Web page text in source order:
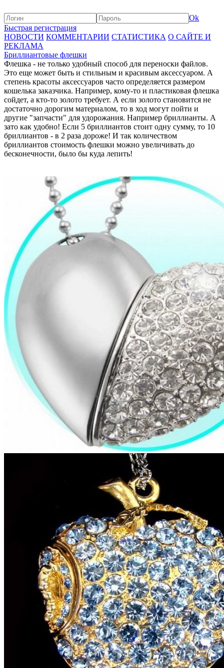
Ok
Быстрая регистрация
НОВОСТИ КОММЕНТАРИИ СТАТИСТИКА О САЙТЕ И
РЕКЛАМА
Бриллиантовые флешки
Флешка - не только удобный способ для переноски файлов.
Это еще может быть и стильным и красивым аксессуаром. А
степень красоты аксессуаров часто определяется размером
кошелька заказчика. Например, кому-то и пластиковая флешка
сойдет, а кто-то золото требует. А если золото становится не
достаточно дорогим материалом, то в ход могут пойти и
другие "запчасти" для удорожания. Например бриллианты. А
зато как удобно! Если 5 бриллиантов стоит одну сумму, то 10
бриллиантов - в 2 раза дороже! И так количеством
бриллиантов стоимость флешки можно увеличивать до
бесконечности, было бы куда лепить!